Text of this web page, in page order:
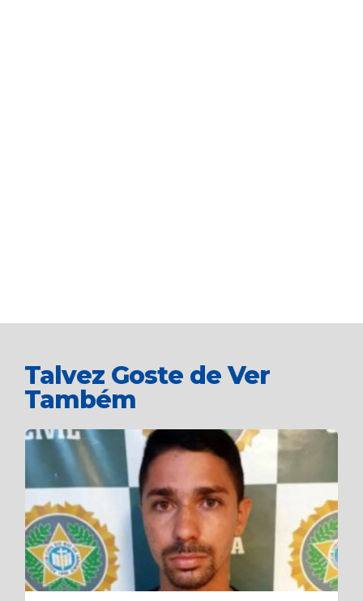
Talvez Goste de Ver
Também